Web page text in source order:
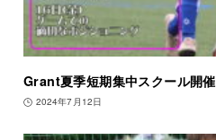
Grant夏季短期集中スクール開催
2024年7月12日